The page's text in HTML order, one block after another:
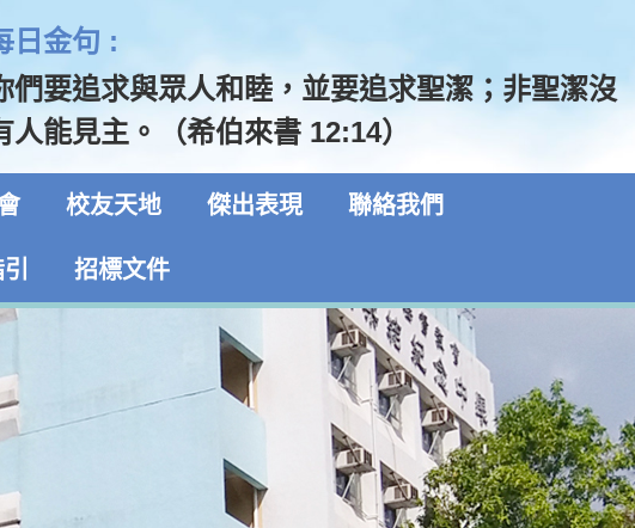
日金句 :
們要追求與眾人和睦，並要追求聖潔；非聖潔沒
人能見主。（希伯來書 12:14）
校友天地 傑出表現 聯絡我們
招標文件